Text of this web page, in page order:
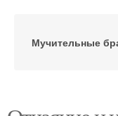
Мучительные